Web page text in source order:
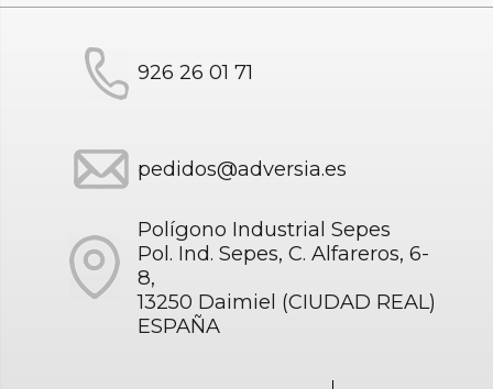
926 26 01 71
pedidos@adversia.es
Polígono Industrial Sepes
Pol. Ind. Sepes, C. Alfareros, 6-
8,
13250 Daimiel (CIUDAD REAL)
ESPAÑA